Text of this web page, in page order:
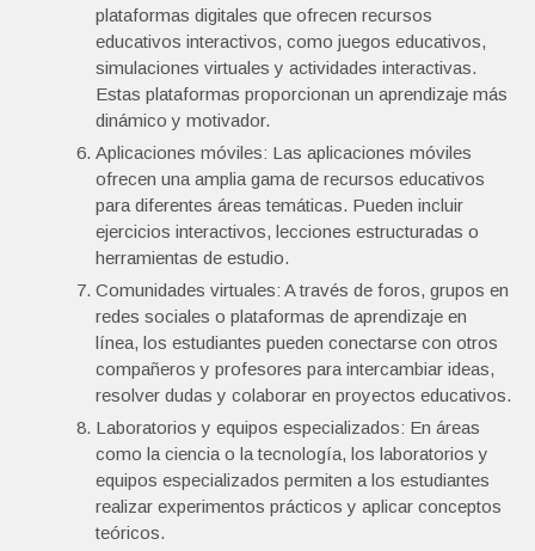
plataformas digitales que ofrecen recursos
educativos interactivos, como juegos educativos,
simulaciones virtuales y actividades interactivas.
Estas plataformas proporcionan un aprendizaje más
dinámico y motivador.
Aplicaciones móviles: Las aplicaciones móviles
ofrecen una amplia gama de recursos educativos
para diferentes áreas temáticas. Pueden incluir
ejercicios interactivos, lecciones estructuradas o
herramientas de estudio.
Comunidades virtuales: A través de foros, grupos en
redes sociales o plataformas de aprendizaje en
línea, los estudiantes pueden conectarse con otros
compañeros y profesores para intercambiar ideas,
resolver dudas y colaborar en proyectos educativos.
Laboratorios y equipos especializados: En áreas
como la ciencia o la tecnología, los laboratorios y
equipos especializados permiten a los estudiantes
realizar experimentos prácticos y aplicar conceptos
teóricos.